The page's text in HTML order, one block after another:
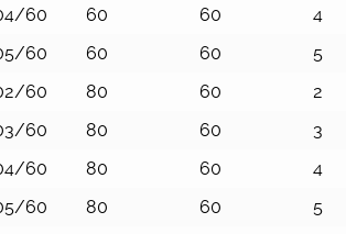
60
60 60
4
60
60 60
5
60
80 60
2
60
80 60
3
60
80 60
4
60
80 60
5